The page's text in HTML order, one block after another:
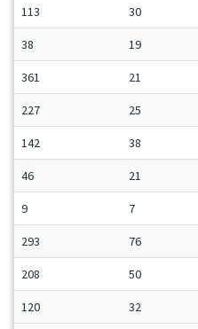
113 30
38 19
361 21
227 25
142 38
46 21
9 7
293 76
208 50
120 32